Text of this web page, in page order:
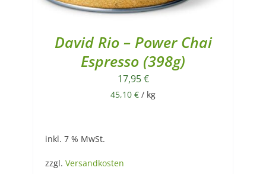
David Rio – Power Chai
Espresso (398g)
17,95€
45,10 € / kg
inkl. 7 % MwSt.
zzgl. Versandkosten